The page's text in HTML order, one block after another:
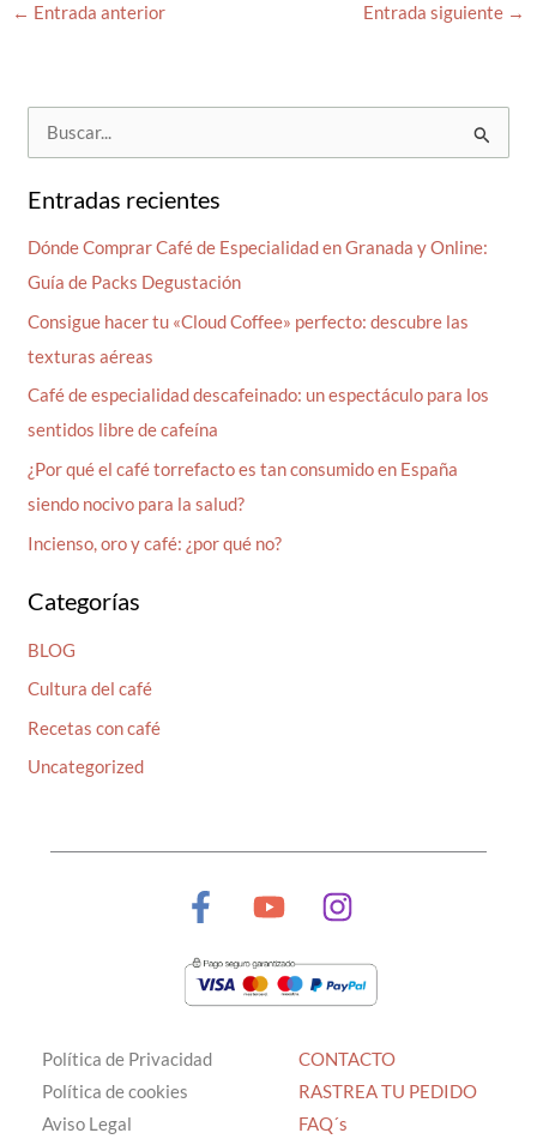
← Entrada anterior Entrada siguiente →
u
s
p
o
r
:
Entradas recientes
Dónde Comprar Café de Especialidad en Granada y Online:
Guía de Packs Degustación
Consigue hacer tu «Cloud Coffee» perfecto: descubre las
texturas aéreas
Café de especialidad descafeinado: un espectáculo para los
sentidos libre de cafeína
¿Por qué el café torrefacto es tan consumido en España
siendo nocivo para la salud?
Incienso, oro y café: ¿por qué no?
Categorías
BLOG
Cultura del café
Recetas con café
Uncategorized
Política de Privacidad
Política de cookies
Aviso Legal
CONTACTO
RASTREA TU PEDIDO
FAQ´s